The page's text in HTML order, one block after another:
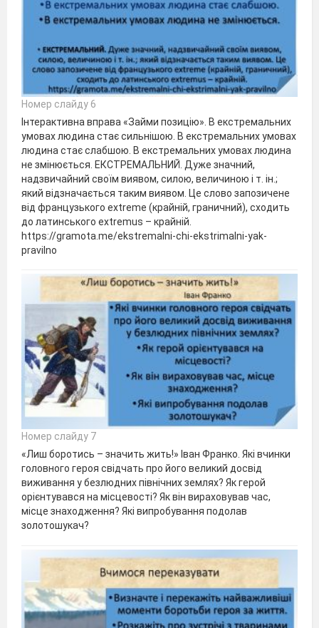
Номер слайду 6
Інтерактивна вправа «Займи позицію». В екстремальних
умовах людина стає сильнішою. В екстремальних умовах
людина стає слабшою. В екстремальних умовах людина
не змінюється. ЕКСТРЕМАЛЬНИЙ. Дуже значний,
надзвичайний своїм виявом, силою, величиною і т. ін.;
який відзначається таким виявом. Це слово запозичене
від французького extreme (крайній, граничний), сходить
до латинського extremus – крайній.
https://gramota.me/ekstremalni-chi-ekstrimalni-yak-
pravilno
Номер слайду 7
«Лиш боротись – значить жить!» Іван Франко. Які вчинки
головного героя свідчать про його великий досвід
виживання у безлюдних північних землях? Як герой
орієнтувався на місцевості? Як він вираховував час,
місце знаходження? Які випробування подолав
золотошукач?